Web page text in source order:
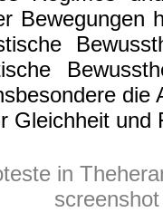
Bewegungen
die
Gleichheit und
in
screenshot